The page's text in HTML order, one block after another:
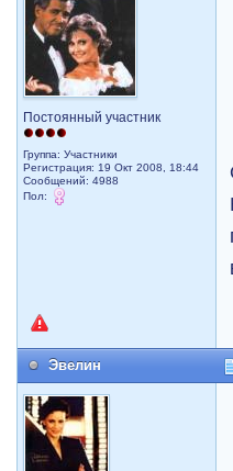
Постоянный участник
Группа: Участники
Регистрация: 19 Окт 2008, 18:44
Сообщений: 4988
Пол:
Эвелин